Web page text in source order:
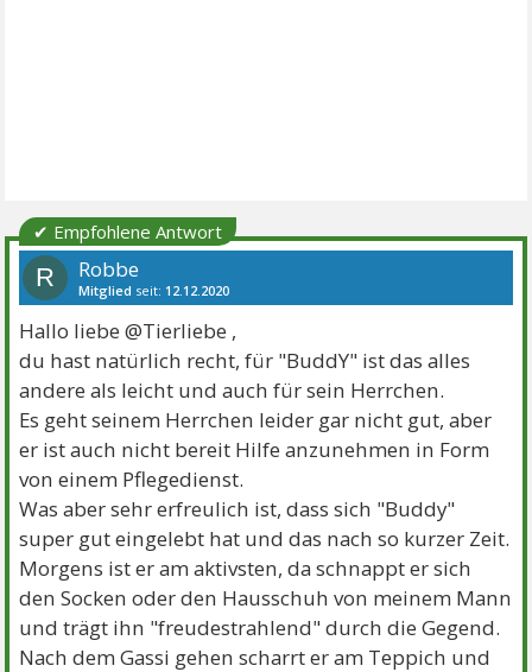
✔ Empfohlene Antwort
R Robbe
Mitglied seit: 12.12.2020
Hallo liebe @Tierliebe ,
du hast natürlich recht, für "BuddY" ist das alles
andere als leicht und auch für sein Herrchen.
Es geht seinem Herrchen leider gar nicht gut, aber
er ist auch nicht bereit Hilfe anzunehmen in Form
von einem Pflegedienst.
Was aber sehr erfreulich ist, dass sich "Buddy"
super gut eingelebt hat und das nach so kurzer Zeit.
Morgens ist er am aktivsten, da schnappt er sich
den Socken oder den Hausschuh von meinem Mann
und trägt ihn "freudestrahlend" durch die Gegend.
Nach dem Gassi gehen scharrt er am Teppich und